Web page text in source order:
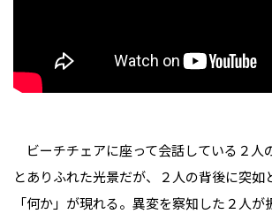
ビーチチェアに座って会話している２人
とありふれた光景だが、２人の背後に突如
「何か」が現れる。異変を察知した２人